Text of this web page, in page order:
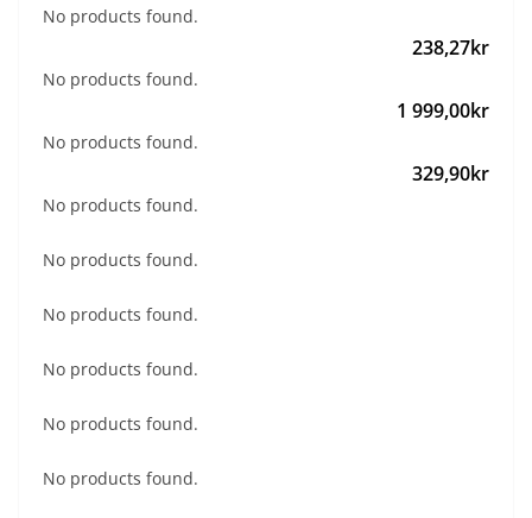
No products found.
238,27kr
No products found.
1 999,00kr
No products found.
329,90kr
No products found.
No products found.
No products found.
No products found.
No products found.
No products found.